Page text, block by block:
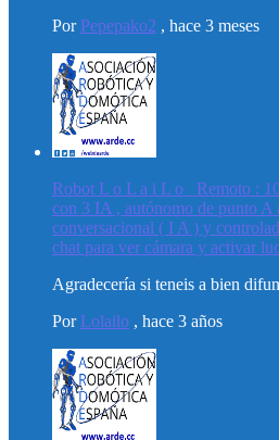
Por Pepepako2 , hace 3 meses
Robot L o L a i L o _Remoto :
con 3 IA , autónomo de punto A
conversacional ( I A ) y
chat para ver cámara y activar
Agradecería si teneis a bien
Por Lolailo , hace 3 años